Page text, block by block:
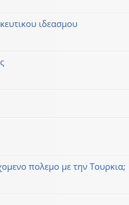
ιδεασμου
πολεμο με την Τουρκια;